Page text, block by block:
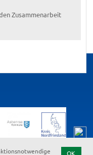
Zusammenarbeit
OK